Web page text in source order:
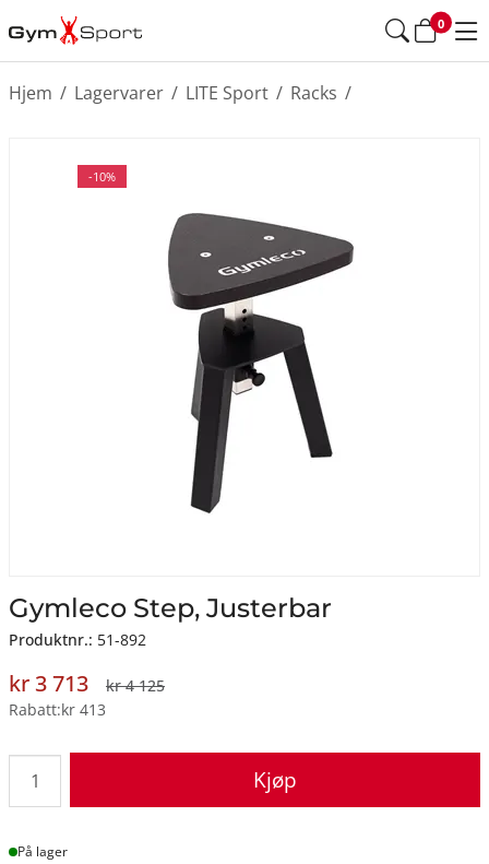
0
/
Hjem /
Lagervarer /
LITE Sport /
Racks
-10%
Gymleco Step, Justerbar
Produktnr.: 51-892
kr 3 713
kr 4 125
Rabatt kr 413
Kjøp
Lager
På lager